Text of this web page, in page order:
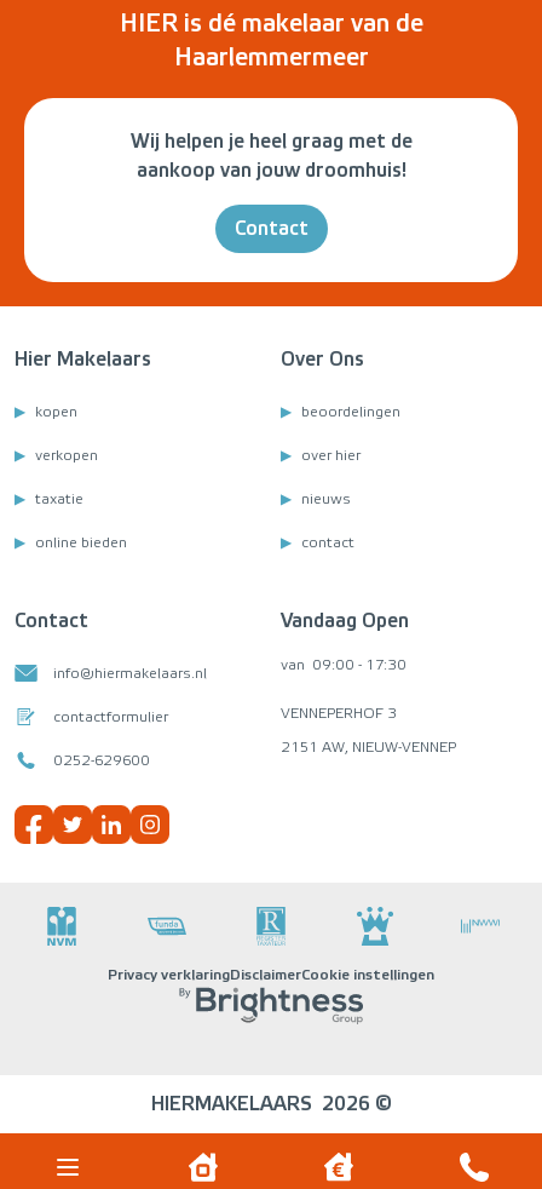
HIER is dé makelaar van de
Haarlemmermeer
Wij helpen je heel graag met de
aankoop van jouw droomhuis!
Contact
Hier Makelaars
kopen
verkopen
taxatie
online bieden
Over Ons
beoordelingen
over hier
nieuws
contact
Contact
info@hiermakelaars.nl
contactformulier
0252-629600
Vandaag Open
van 09:00 - 17:30
VENNEPERHOF 3
2151 AW, NIEUW-VENNEP
Privacy verklaringDisclaimerCookie instellingen
HIERMAKELAARS 2026 ©